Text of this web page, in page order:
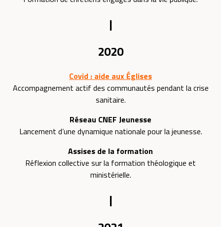
|
2020
Covid : aide aux Églises
Accompagnement actif des communautés pendant la crise
sanitaire.
Réseau CNEF Jeunesse
Lancement d’une dynamique nationale pour la jeunesse.
Assises de la formation
Réflexion collective sur la formation théologique et
ministérielle.
|